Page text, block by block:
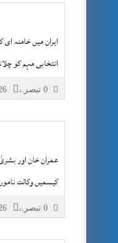
مون سون
ایران میں خامنہ
انتخابی مہم کو
کیسمیں وکالت